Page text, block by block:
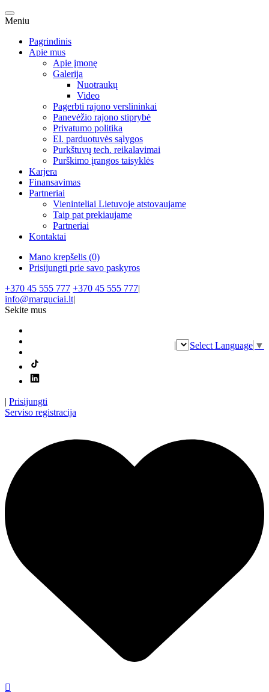
Meniu
Pagrindinis
Apie mus
Apie įmonę
Galerija
Nuotraukų
Video
Pagerbti rajono verslininkai
Panevėžio rajono stiprybė
Privatumo politika
El. parduotuvės sąlygos
Purkštuvų tech. reikalavimai
Purškimo įrangos taisyklės
Karjera
Finansavimas
Partneriai
Vieninteliai Lietuvoje atstovaujame
Taip pat prekiaujame
Partneriai
Kontaktai
Mano krepšelis (0)
Prisijungti prie savo paskyros
+370 45 555 777 +370 45 555 777|
info@marguciai.lt|
Sekite mus
| Prisijungti
| Select Language ▼
Serviso registracija
